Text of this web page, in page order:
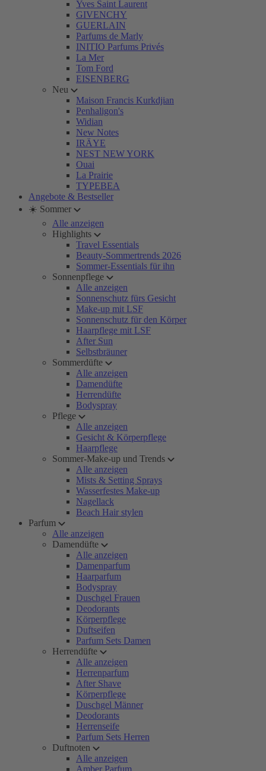
Yves Saint Laurent
GIVENCHY
GUERLAIN
Parfums de Marly
INITIO Parfums Privés
La Mer
Tom Ford
EISENBERG
Neu
Maison Francis Kurkdjian
Penhaligon's
Widian
New Notes
IRÄYE
NEST NEW YORK
Ouai
La Prairie
TYPEBEA
Angebote & Bestseller
☀️ Sommer
Alle anzeigen
Highlights
Travel Essentials
Beauty-Sommertrends 2026
Sommer-Essentials für ihn
Sonnenpflege
Alle anzeigen
Sonnenschutz fürs Gesicht
Make-up mit LSF
Sonnenschutz für den Körper
Haarpflege mit LSF
After Sun
Selbstbräuner
Sommerdüfte
Alle anzeigen
Damendüfte
Herrendüfte
Bodyspray
Pflege
Alle anzeigen
Gesicht & Körperpflege
Haarpflege
Sommer-Make-up und Trends
Alle anzeigen
Mists & Setting Sprays
Wasserfestes Make-up
Nagellack
Beach Hair stylen
Parfum
Alle anzeigen
Damendüfte
Alle anzeigen
Damenparfum
Haarparfum
Bodyspray
Duschgel Frauen
Deodorants
Körperpflege
Duftseifen
Parfum Sets Damen
Herrendüfte
Alle anzeigen
Herrenparfum
After Shave
Körperpflege
Duschgel Männer
Deodorants
Herrenseife
Parfum Sets Herren
Duftnoten
Alle anzeigen
Amber Parfum